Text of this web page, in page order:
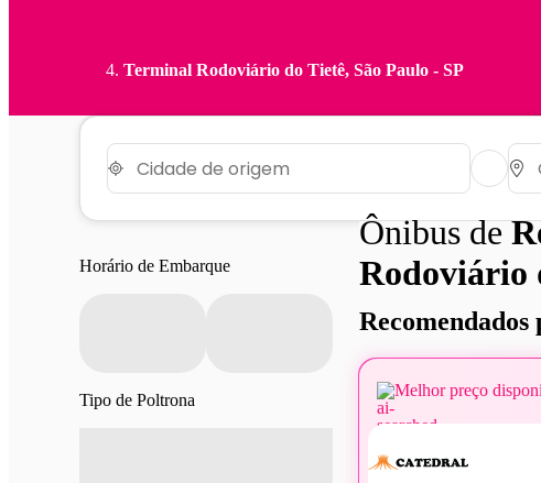
Terminal Rodoviário do Tietê, São Paulo - SP
Horário de Embarque
Tipo de Poltrona
Ônibus de
Rodoviário
Recomendados
Melhor preço